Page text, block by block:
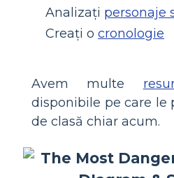
Analizați personaje
Creați o cronologie
Avem multe
disponibile pe care le
de clasă chiar acum.